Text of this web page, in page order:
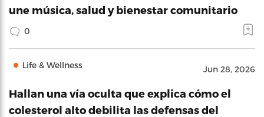
une música, salud y bienestar comunitario
0
Life & Wellness Jun 28, 2026
Hallan una vía oculta que explica cómo el
colesterol alto debilita las defensas del